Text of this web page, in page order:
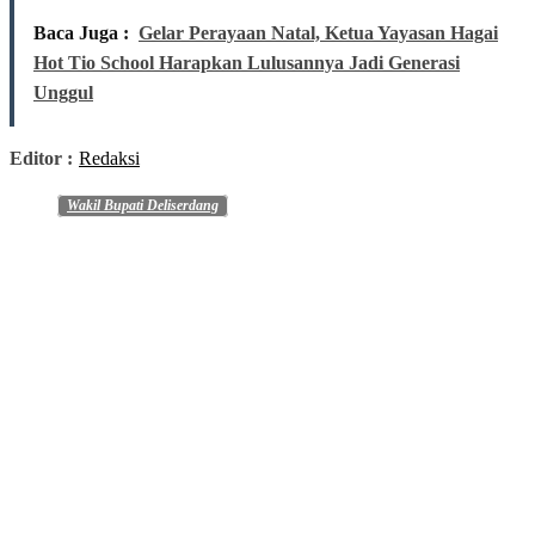
Baca Juga : Gelar Perayaan Natal, Ketua Yayasan Hagai
Hot Tio School Harapkan Lulusannya Jadi Generasi
Unggul
Editor : Redaksi
Wakil Bupati Deliserdang